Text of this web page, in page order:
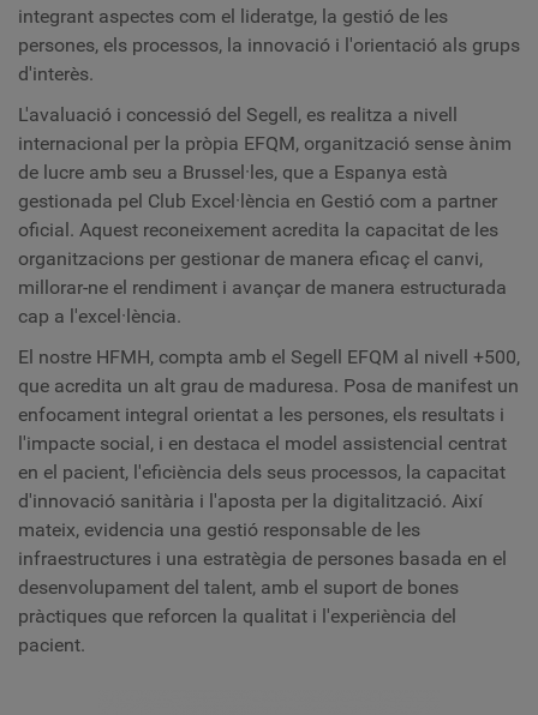
integrant aspectes com el lideratge, la gestió de les
persones, els processos, la innovació i l'orientació als grups
d'interès.
L'avaluació i concessió del Segell, es realitza a nivell
internacional per la pròpia EFQM, organització sense ànim
de lucre amb seu a Brussel·les, que a Espanya està
gestionada pel Club Excel·lència en Gestió com a partner
oficial. Aquest reconeixement acredita la capacitat de les
organitzacions per gestionar de manera eficaç el canvi,
millorar-ne el rendiment i avançar de manera estructurada
cap a l'excel·lència.
El nostre HFMH, compta amb el Segell EFQM al nivell +500,
que acredita un alt grau de maduresa. Posa de manifest un
enfocament integral orientat a les persones, els resultats i
l'impacte social, i en destaca el model assistencial centrat
en el pacient, l'eficiència dels seus processos, la capacitat
d'innovació sanitària i l'aposta per la digitalització. Així
mateix, evidencia una gestió responsable de les
infraestructures i una estratègia de persones basada en el
desenvolupament del talent, amb el suport de bones
pràctiques que reforcen la qualitat i l'experiència del
pacient.